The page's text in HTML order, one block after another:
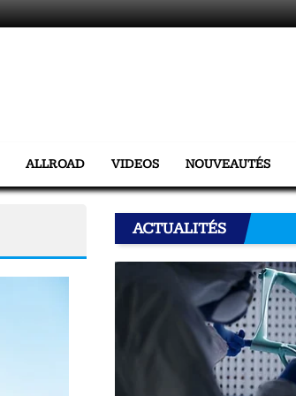
ALLROAD VIDEOS NOUVEAUTÉS
ACTUALITÉS